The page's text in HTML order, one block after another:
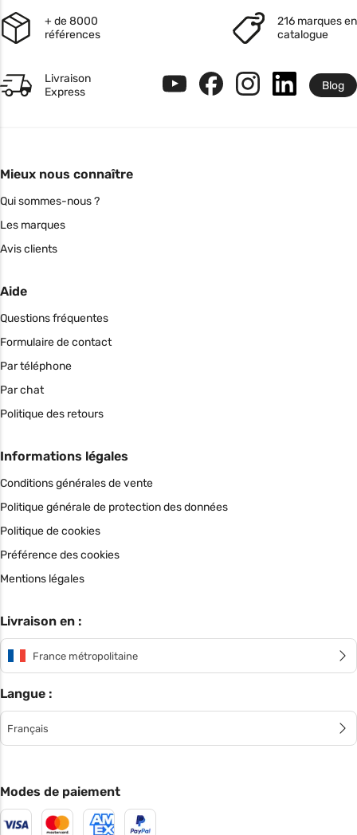
+ de 8000
références
216 marques en
catalogue
Livraison
Express
Blog
Mieux nous connaître
Qui sommes-nous ?
Les marques
Avis clients
Aide
Questions fréquentes
Formulaire de contact
Par téléphone
Par chat
Politique des retours
Informations légales
Conditions générales de vente
Politique générale de protection des données
Politique de cookies
Préférence des cookies
Mentions légales
Livraison en :
France métropolitaine
Langue :
Français
Modes de paiement